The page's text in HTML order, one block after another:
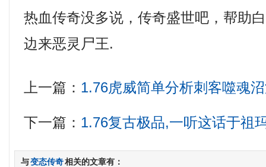
热血传奇没多说，传奇盛世吧，帮助
边来恶灵尸王.
上一篇： 1.76虎威简单分析刺客噬魂
下一篇： 1.76复古极品,一听这话于
与变态传奇相关的文章有：